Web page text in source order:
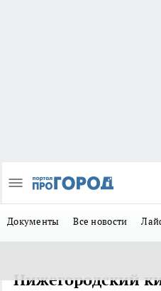
Документы Все новости
Нижегородский